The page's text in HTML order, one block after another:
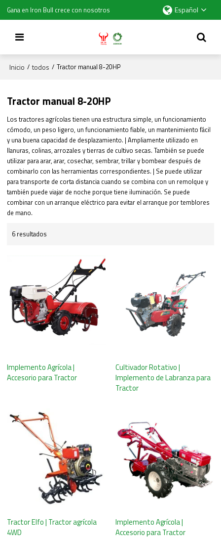
Gana en Iron Bull crece con nosotros Español
Inicio / todos / Tractor manual 8-20HP
Tractor manual 8-20HP
Los tractores agrícolas tienen una estructura simple, un funcionamiento
cómodo, un peso ligero, un funcionamiento fiable, un mantenimiento fácil
y una buena capacidad de desplazamiento. | Ampliamente utilizado en
llanuras, colinas, arrozales y tierras de cultivo secas. También se puede
utilizar para arar, arar, cosechar, sembrar, trillar y bombear después de
combinarlo con las herramientas correspondientes. | Se puede utilizar
para transporte de corta distancia cuando se combina con un remolque y
también puede viajar de noche porque tiene iluminación. Se puede
combinar con un arranque eléctrico para evitar el arranque por temblores
de mano.
6 resultados
Implemento Agrícola |
Accesorio para Tractor
Cultivador Rotativo |
Implemento de Labranza para
Tractor
Tractor Elfo | Tractor agrícola
4WD
Implemento Agrícola |
Accesorio para Tractor